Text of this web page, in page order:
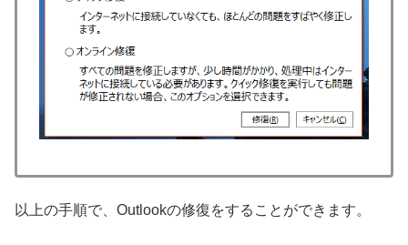
以上の手順で、Outlookの修復をすることができます。